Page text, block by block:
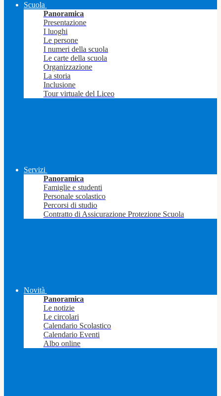
Scuola
Panoramica
Presentazione
I luoghi
Le persone
I numeri della scuola
Le carte della scuola
Organizzazione
La storia
Inclusione
Tour virtuale del Liceo
Servizi
Panoramica
Famiglie e studenti
Personale scolastico
Percorsi di studio
Contratto di Assicurazione Protezione Scuola
Novità
Panoramica
Le notizie
Le circolari
Calendario Scolastico
Calendario Eventi
Albo online